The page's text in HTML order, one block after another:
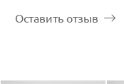
Оставить отзыв